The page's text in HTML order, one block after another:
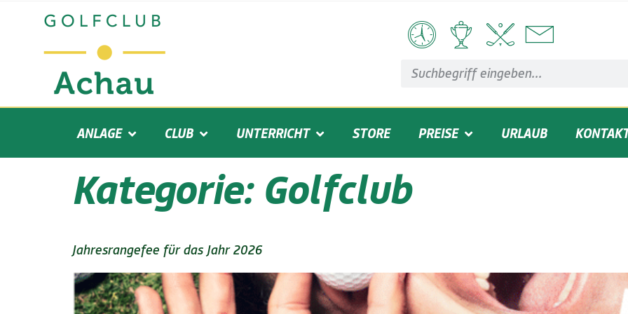
ANLAGE CLUB UNTERRICHT STORE PREISE URLAUB
Kategorie: Golfclub
Jahresrangefee für das Jahr 2026